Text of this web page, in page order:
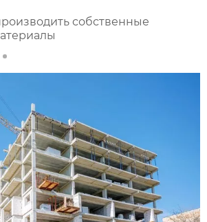
собственные